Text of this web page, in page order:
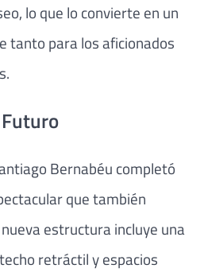
lo que lo convierte en un
tanto para los aficionados
Bernabéu completó
que también
estructura incluye una
retráctil y espacios